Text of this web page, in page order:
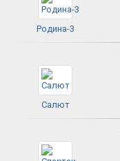
Родина-3
Салют